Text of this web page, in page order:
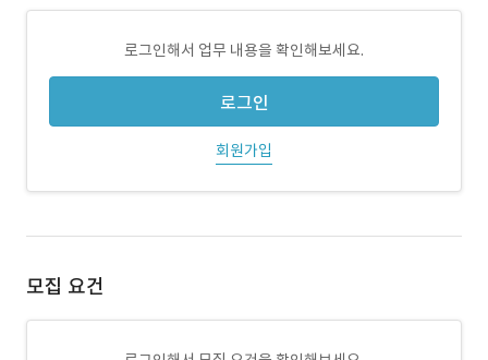
로그인해서 업무 내용을 확인해보세요.
로그인
회원가입
모집 요건